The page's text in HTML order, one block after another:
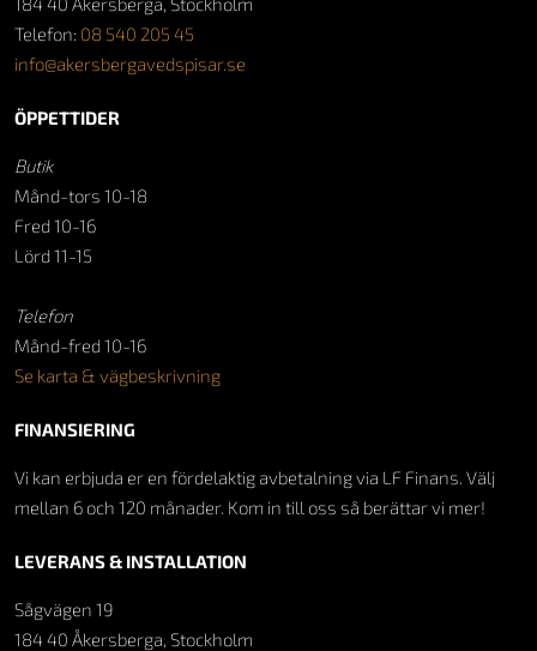
Telefon: 08 540 205 45
info@akersbergavedspisar.se
ÖPPETTIDER
Butik
Månd-tors 10-18
Fred 10-16
Lörd 11-15
Telefon
Månd-fred 10-16
Se karta & vägbeskrivning
FINANSIERING
Vi kan erbjuda er en fördelaktig avbetalning via LF Finans. Välj
mellan 6 och 120 månader. Kom in till oss så berättar vi mer!
LEVERANS & INSTALLATION
Sågvägen 19
184 40 Åkersberga, Stockholm